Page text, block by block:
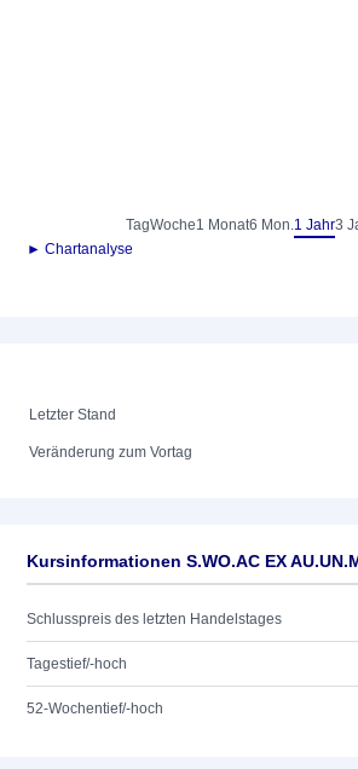
TagWoche1 Monat6 Mon.1 Jahr3
► Chartanalyse
Letzter Stand
Veränderung zum Vortag
Kursinformationen S.WO.AC EX
Schlusspreis des letzten Handelstages
Tagestief/-hoch
52-Wochentief/-hoch